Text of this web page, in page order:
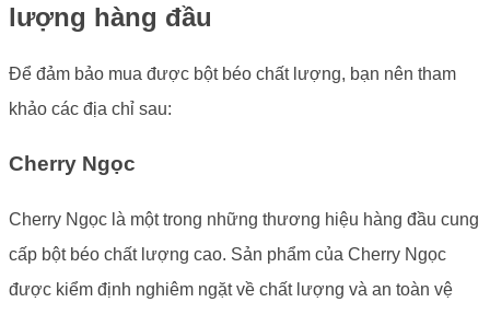
lượng hàng đầu
Để đảm bảo mua được bột béo chất lượng, bạn nên tham
khảo các địa chỉ sau:
Cherry Ngọc
Cherry Ngọc là một trong những thương hiệu hàng đầu cung
cấp bột béo chất lượng cao. Sản phẩm của Cherry Ngọc
được kiểm định nghiêm ngặt về chất lượng và an toàn vệ